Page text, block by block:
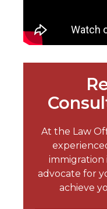
At the Law
immigration
advocate for
achieve